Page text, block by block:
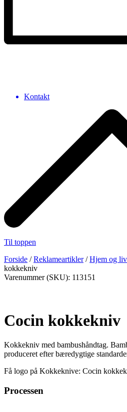
Kontakt
Til toppen
Forside /Reklameartikler/Hjem og
kokkekniv
Varenummer (SKU): 113151
Cocin kokkekniv
Kokkekniv med bambushåndtag.
produceret efter bæredygtige
Få logo på Kokkeknive: Cocin
Processen